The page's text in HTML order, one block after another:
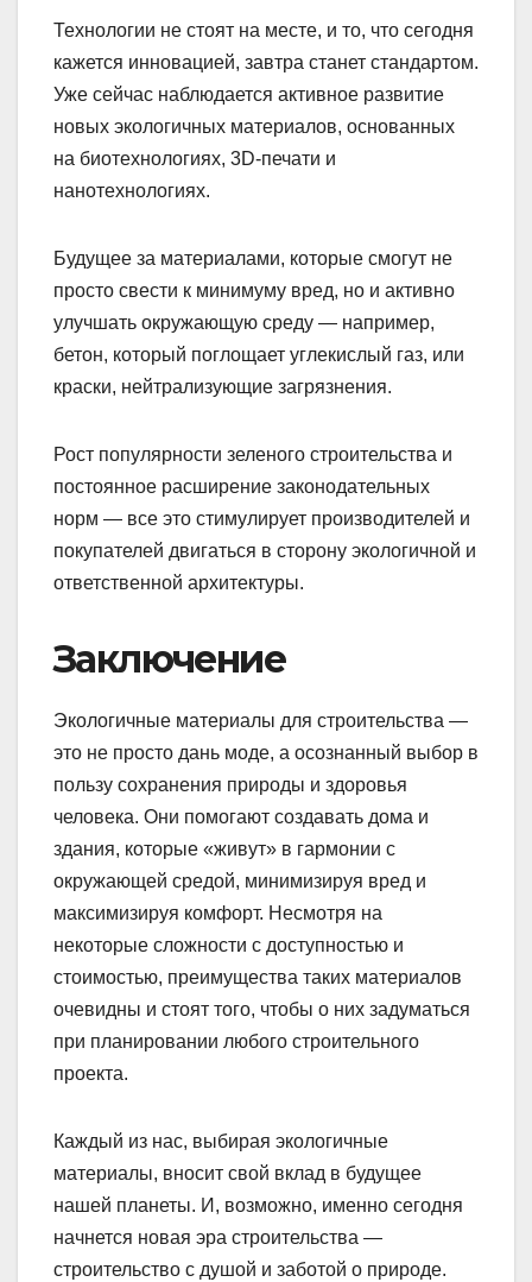
Технологии не стоят на месте, и то, что сегодня
кажется инновацией, завтра станет стандартом.
Уже сейчас наблюдается активное развитие
новых экологичных материалов, основанных
на биотехнологиях, 3D-печати и
нанотехнологиях.
Будущее за материалами, которые смогут не
просто свести к минимуму вред, но и активно
улучшать окружающую среду — например,
бетон, который поглощает углекислый газ, или
краски, нейтрализующие загрязнения.
Рост популярности зеленого строительства и
постоянное расширение законодательных
норм — все это стимулирует производителей и
покупателей двигаться в сторону экологичной и
ответственной архитектуры.
Заключение
Экологичные материалы для строительства —
это не просто дань моде, а осознанный выбор в
пользу сохранения природы и здоровья
человека. Они помогают создавать дома и
здания, которые «живут» в гармонии с
окружающей средой, минимизируя вред и
максимизируя комфорт. Несмотря на
некоторые сложности с доступностью и
стоимостью, преимущества таких материалов
очевидны и стоят того, чтобы о них задуматься
при планировании любого строительного
проекта.
Каждый из нас, выбирая экологичные
материалы, вносит свой вклад в будущее
нашей планеты. И, возможно, именно сегодня
начнется новая эра строительства —
строительство с душой и заботой о природе.